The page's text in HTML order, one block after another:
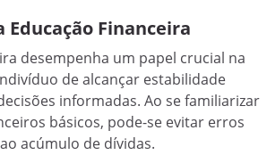
Financeira
desempenha um papel crucial na
de alcançar estabilidade
informadas. Ao se familiarizar
básicos, pode-se evitar erros
acúmulo de dívidas.